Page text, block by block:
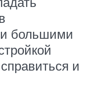
большими
и